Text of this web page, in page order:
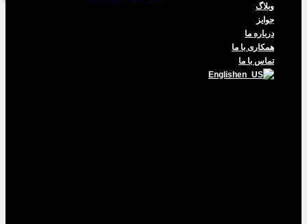
وبلاگ
جوایز
درباره ما
همکاری با ما
تماس با ما
English